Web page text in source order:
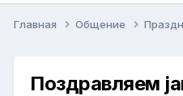
Главная Общение
Поздравляем